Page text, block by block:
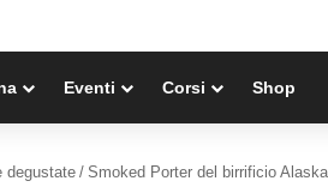
Eventi Corsi Shop
degustate / Smoked Porter del birrificio